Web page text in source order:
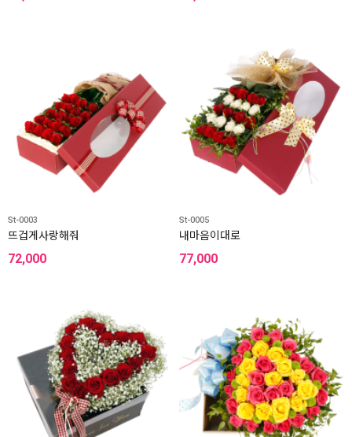
St-0003
뜨겁게사랑해줘
72,000
St-0005
내마음이대로
77,000